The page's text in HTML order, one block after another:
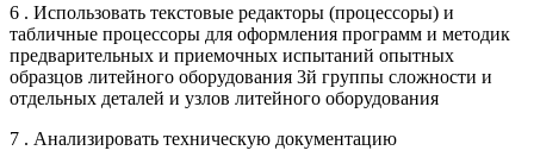
6 . Использовать текстовые редакторы (процессоры) и
табличные процессоры для оформления программ и методик
предварительных и приемочных испытаний опытных
образцов литейного оборудования 3й группы сложности и
отдельных деталей и узлов литейного оборудования
7 . Анализировать техническую документацию